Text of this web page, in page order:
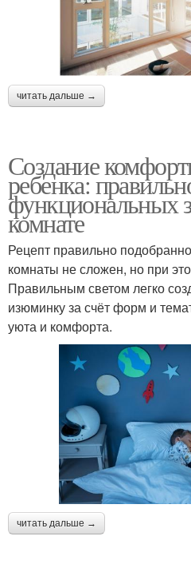
читать дальше →
Создание
ребенка:
функциональных
комнате
Рецепт правильно
комнаты не сложен, но при
Правильным светом легко
изюминку за счёт форм и
уюта и комфорта.
читать дальше →